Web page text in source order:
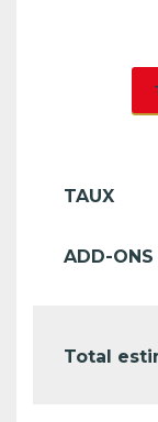
TAUX
ADD-ONS
Total